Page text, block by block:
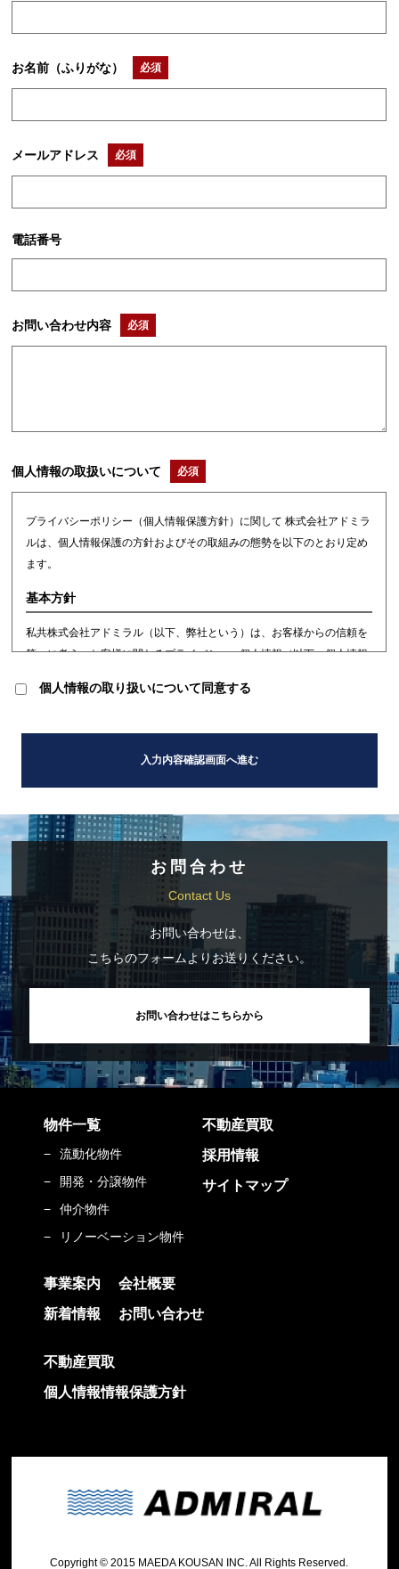
お名前（ふりがな） 必須
メールアドレス 必須
電話番号
お問い合わせ内容 必須
個人情報の取扱いについて 必須
プライバシーポリシー（個人情報保護方針）に関して 株式会社アドミラ
ルは、個人情報保護の方針およびその取組みの態勢を以下のとおり定め
ます。
基本方針
私共株式会社アドミラル（以下、弊社という）は、お客様からの信頼を
第一に考え、お客様に関わるプライバシー・個人情報（以下、個人情報
動の基本であると共に、当社の社会的責務であると考えております。
し、コンプライアンス・プログラムに基づき、以下のとおり「プライバ
個人情報の取得、利用、提供
お客様の個人情報の取得は、適正な手段によって行うとともに、ご本人
の同意なく、利用目的の範囲を超えた個人情報のお取扱いはいたしませ
ん。また、個人情報を第三者に提供・開示等する場合は、法令の定める
手続きに則って行います。
個人情報を利用する目的
お客様の個人情報は、以下の目的に利用いたします。
保険媒介代理事業のため
弊社の商品およびサービスの資料・カタログ等発送のため
ご案内のため
弊社、商品およびサービス向上のための統計データ収集のため 弊社の従
業員採用活動を行う業務のため
個人情報の第三者提供
か、上記利用目的の達成に必要な範囲で、書面・郵便物・電 話・インタ
ーネット・電子メール・広告媒体等で第三者に提供されることがありま
すので、末尾記載の「お客様相談窓口」までご連絡をお願い致します。
個人情報を提供する相手先
利用しての営業、価格査定等の実施）。
不動産取引の付帯業務における金融機関、司法書士、土地家屋調査士、
月極駐車場の契約相手方となる者、その見込者、他の宅地建物取引業
個人情報の取り扱いについて同意する
入力内容確認画面へ進む
お問合わせ
Contact Us
お問い合わせは、
こちらのフォームよりお送りください。
お問い合わせはこちらから
物件一覧
流動化物件
開発・分譲物件
仲介物件
リノーベーション物件
不動産買取
採用情報
サイトマップ
事業案内
新着情報
会社概要
お問い合わせ
不動産買取
個人情報情報保護方針
Copyright © 2015 MAEDA KOUSAN INC. All Rights Reserved.